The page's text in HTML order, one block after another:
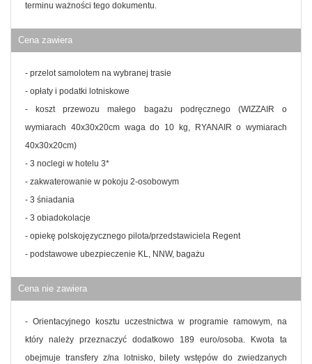
terminu ważności tego dokumentu.
Cena zawiera
- przelot samolotem na wybranej trasie
- opłaty i podatki lotniskowe
- koszt przewozu małego bagażu podręcznego (WIZZAIR o
wymiarach 40x30x20cm waga do 10 kg, RYANAIR o wymiarach
40x30x20cm)
- 3 noclegi w hotelu 3*
- zakwaterowanie w pokoju 2-osobowym
- 3 śniadania
- 3 obiadokolacje
- opiekę polskojęzycznego pilota/przedstawiciela Regent
- podstawowe ubezpieczenie KL, NNW, bagażu
Cena nie zawiera
- Orientacyjnego kosztu uczestnictwa w programie ramowym, na
który należy przeznaczyć dodatkowo 189 euro/osoba. Kwota ta
obejmuje transfery z/na lotnisko, bilety wstępów do zwiedzanych